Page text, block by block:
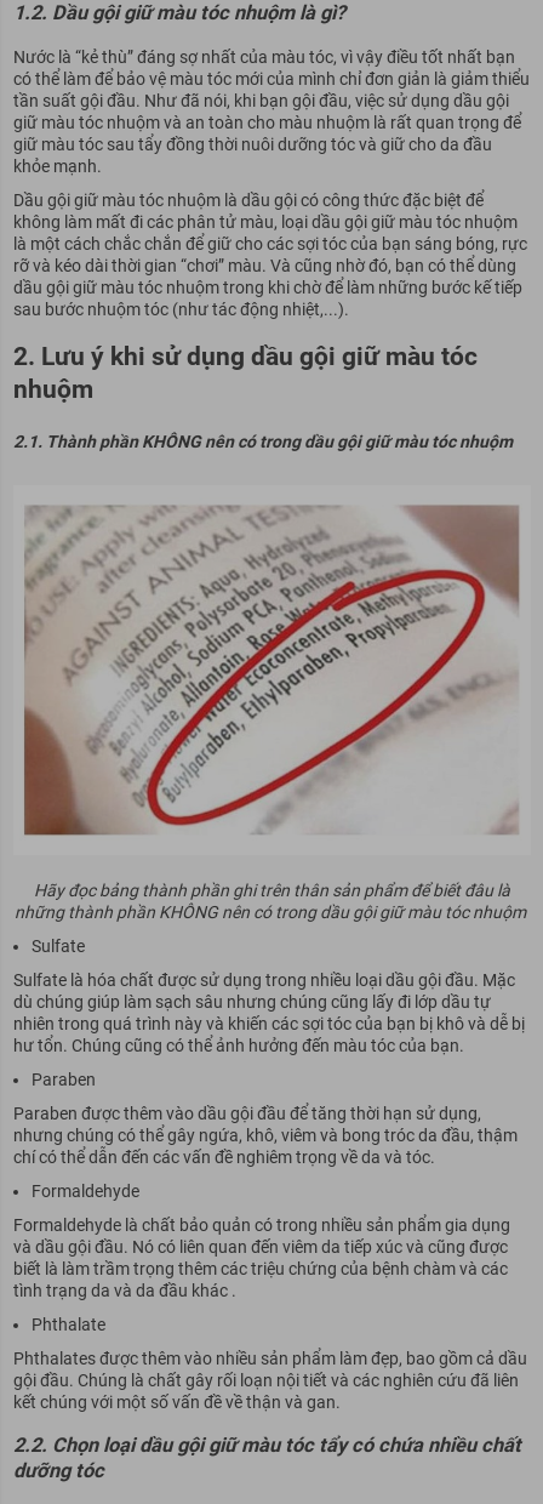
1.2. Dầu gội giữ màu tóc nhuộm là gì?
Nước là “kẻ thù” đáng sợ nhất của màu tóc, vì vậy điều tốt nhất bạn
có thể làm để bảo vệ màu tóc mới của mình chỉ đơn giản là giảm thiểu
tần suất gội đầu. Như đã nói, khi bạn gội đầu, việc sử dụng dầu gội
giữ màu tóc nhuộm và an toàn cho màu nhuộm là rất quan trọng để
giữ màu tóc sau tẩy đồng thời nuôi dưỡng tóc và giữ cho da đầu
khỏe mạnh.
Dầu gội giữ màu tóc nhuộm là dầu gội có công thức đặc biệt để
không làm mất đi các phân tử màu, loại dầu gội giữ màu tóc nhuộm
là một cách chắc chắn để giữ cho các sợi tóc của bạn sáng bóng, rực
rỡ và kéo dài thời gian “chơi” màu. Và cũng nhờ đó, bạn có thể dùng
dầu gội giữ màu tóc nhuộm trong khi chờ để làm những bước kế tiếp
sau bước nhuộm tóc (như tác động nhiệt,...).
2. Lưu ý khi sử dụng dầu gội giữ màu tóc
nhuộm
2.1. Thành phần KHÔNG nên có trong dầu gội giữ màu tóc nhuộm
Hãy đọc bảng thành phần ghi trên thân sản phẩm để biết đâu là
những thành phần KHÔNG nên có trong dầu gội giữ màu tóc nhuộm
Sulfate
Sulfate là hóa chất được sử dụng trong nhiều loại dầu gội đầu. Mặc
dù chúng giúp làm sạch sâu nhưng chúng cũng lấy đi lớp dầu tự
nhiên trong quá trình này và khiến các sợi tóc của bạn bị khô và dễ bị
hư tổn. Chúng cũng có thể ảnh hưởng đến màu tóc của bạn.
Paraben
Paraben được thêm vào dầu gội đầu để tăng thời hạn sử dụng,
nhưng chúng có thể gây ngứa, khô, viêm và bong tróc da đầu, thậm
chí có thể dẫn đến các vấn đề nghiêm trọng về da và tóc.
Formaldehyde
Formaldehyde là chất bảo quản có trong nhiều sản phẩm gia dụng
và dầu gội đầu. Nó có liên quan đến viêm da tiếp xúc và cũng được
biết là làm trầm trọng thêm các triệu chứng của bệnh chàm và các
tình trạng da và da đầu khác .
Phthalate
Phthalates được thêm vào nhiều sản phẩm làm đẹp, bao gồm cả dầu
gội đầu. Chúng là chất gây rối loạn nội tiết và các nghiên cứu đã liên
kết chúng với một số vấn đề về thận và gan.
2.2. Chọn loại dầu gội giữ màu tóc tẩy có chứa nhiều chất
dưỡng tóc